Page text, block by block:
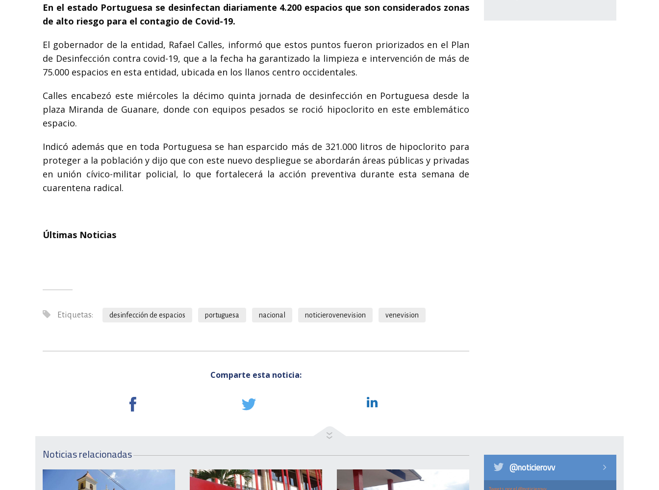
En el estado Portuguesa se desinfectan diariamente 4.200 espacios que son considerados zonas
de alto riesgo para el contagio de Covid-19.
El gobernador de la entidad, Rafael Calles, informó que estos puntos fueron priorizados en el Plan
de Desinfección contra covid-19, que a la fecha ha garantizado la limpieza e intervención de más de
75.000 espacios en esta entidad, ubicada en los llanos centro occidentales.
Calles encabezó este miércoles la décimo quinta jornada de desinfección en Portuguesa desde la
plaza Miranda de Guanare, donde con equipos pesados se roció hipoclorito en este emblemático
espacio.
Indicó además que en toda Portuguesa se han esparcido más de 321.000 litros de hipoclorito para
proteger a la población y dijo que con este nuevo despliegue se abordarán áreas públicas y privadas
en unión cívico-militar policial, lo que fortalecerá la acción preventiva durante esta semana de
cuarentena radical.
Últimas Noticias
Etiquetas: desinfección de espacios portuguesa nacional noticierovenevision venevision
Comparte esta noticia:
Noticias relacionadas
@noticierovv
Tweets por el @noticierovv.